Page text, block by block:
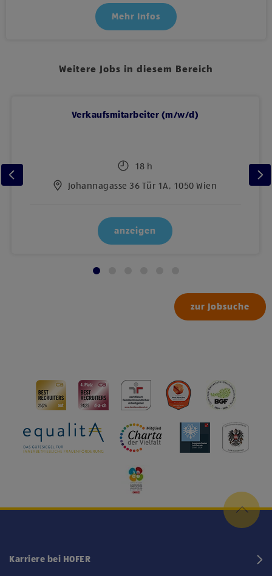
Mehr Infos
Weitere Jobs in diesem Bereich
Verkaufsmitarbeiter (m/w/d)
18 h
Johannagasse 36 Tür 1A, 1050 Wien
anzeigen
zur Jobsuche
Karriere bei HOFER